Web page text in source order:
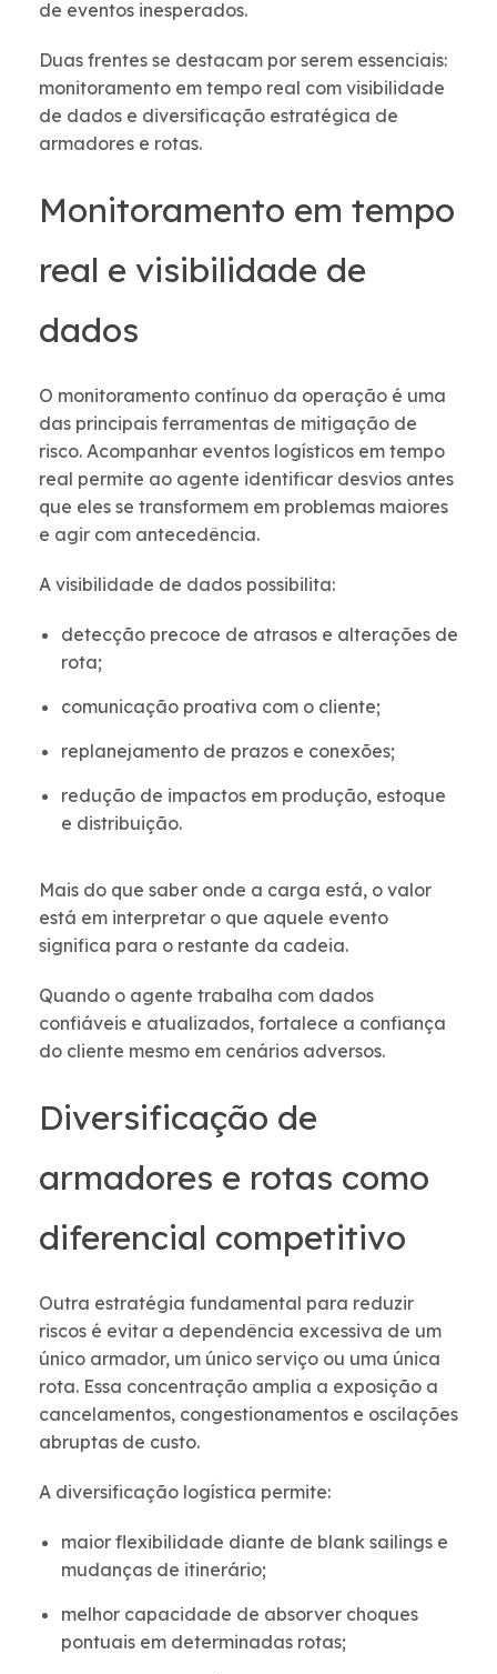
de eventos inesperados.
Duas frentes se destacam por serem essenciais:
monitoramento em tempo real com visibilidade
de dados e diversificação estratégica de
armadores e rotas.
Monitoramento em tempo
real e visibilidade de
dados
O monitoramento contínuo da operação é uma
das principais ferramentas de mitigação de
risco. Acompanhar eventos logísticos em tempo
real permite ao agente identificar desvios antes
que eles se transformem em problemas maiores
e agir com antecedência.
A visibilidade de dados possibilita:
detecção precoce de atrasos e alterações de
rota;
comunicação proativa com o cliente;
replanejamento de prazos e conexões;
redução de impactos em produção, estoque
e distribuição.
Mais do que saber onde a carga está, o valor
está em interpretar o que aquele evento
significa para o restante da cadeia.
Quando o agente trabalha com dados
confiáveis e atualizados, fortalece a confiança
do cliente mesmo em cenários adversos.
Diversificação de
armadores e rotas como
diferencial competitivo
Outra estratégia fundamental para reduzir
riscos é evitar a dependência excessiva de um
único armador, um único serviço ou uma única
rota. Essa concentração amplia a exposição a
cancelamentos, congestionamentos e oscilações
abruptas de custo.
A diversificação logística permite:
maior flexibilidade diante de blank sailings e
mudanças de itinerário;
melhor capacidade de absorver choques
pontuais em determinadas rotas;